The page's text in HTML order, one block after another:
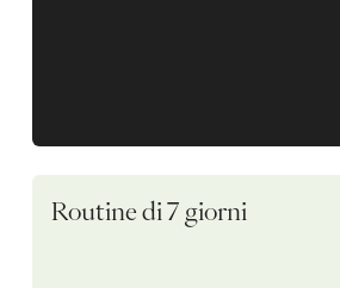
Routine di 7 giorni